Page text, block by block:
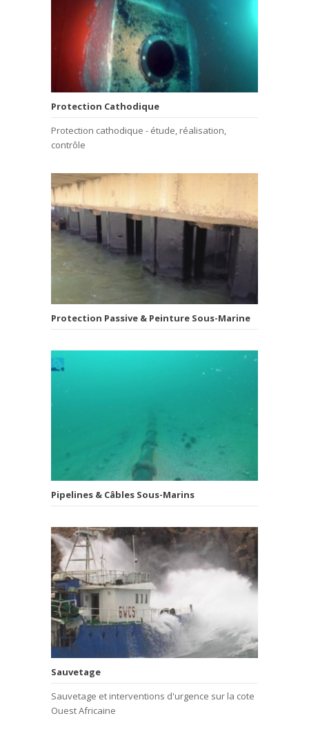
Protection Cathodique
Protection cathodique - étude, réalisation,
contrôle
Protection Passive & Peinture Sous-Marine
Pipelines & Câbles Sous-Marins
Sauvetage
Sauvetage et interventions d'urgence sur la cote
Ouest Africaine